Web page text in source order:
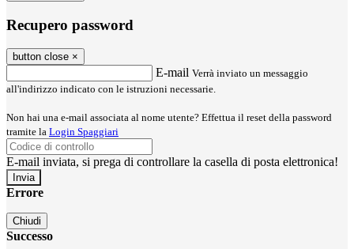
Recupero password
button close ×
E-mail Verrà inviato un messaggio
all'indirizzo indicato con le istruzioni necessarie.
Non hai una e-mail associata al nome utente? Effettua il reset della password
tramite la Login Spaggiari
E-mail inviata, si prega di controllare la casella di posta elettronica!
Errore
Chiudi
Successo